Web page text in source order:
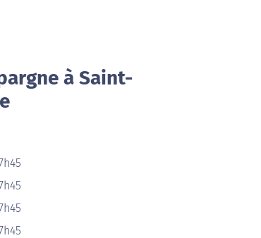
à Saint-